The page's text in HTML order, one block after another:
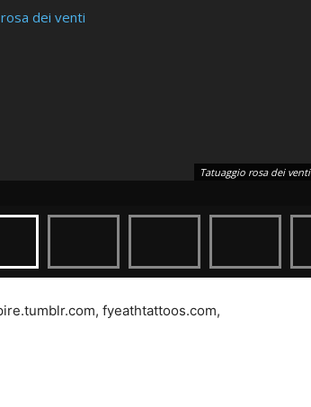
Tatuaggio rosa dei venti
fyeathtattoos.com,